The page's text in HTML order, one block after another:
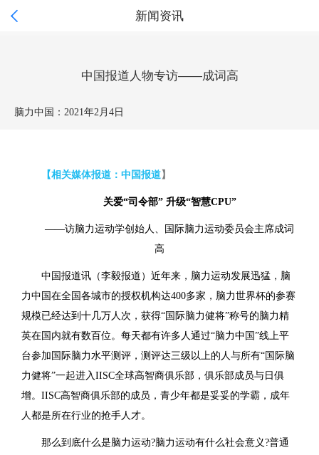
 新闻资讯
中国报道人物专访——成词高
脑力中国： 2021年2月4日
【相关媒体报道： 中国报道】
关爱“司令部” 升级“智慧CPU”
——访脑力运动学创始人、国际脑力运动委员会主席成词
高
中国报道讯（李毅报道）近年来，脑力运动发展迅猛，脑
力中国在全国各城市的授权机构达400多家，脑力世界杯的参赛
规模已经达到十几万人次，获得“国际脑力健将”称号的脑力精
英在国内就有数百位。每天都有许多人通过“脑力中国”线上平
台参加国际脑力水平测评，测评达三级以上的人与所有“国际脑
力健将”一起进入IISC全球高智商俱乐部，俱乐部成员与日俱
增。IISC高智商俱乐部的成员，青少年都是妥妥的学霸，成年
人都是所在行业的抢手人才。
那么到底什么是脑力运动?脑力运动有什么社会意义?普通